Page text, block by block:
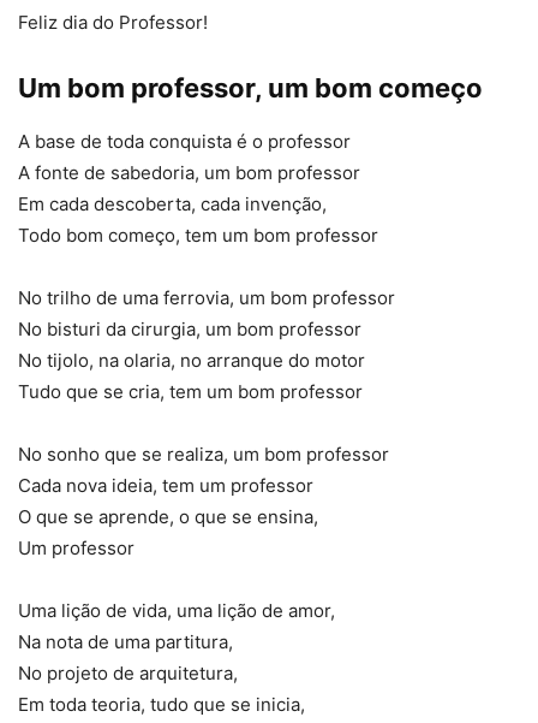
Feliz dia do Professor!
Um bom professor, um bom começo
A base de toda conquista é o professor
A fonte de sabedoria, um bom professor
Em cada descoberta, cada invenção,
Todo bom começo, tem um bom professor
No trilho de uma ferrovia, um bom professor
No bisturi da cirurgia, um bom professor
No tijolo, na olaria, no arranque do motor
Tudo que se cria, tem um bom professor
No sonho que se realiza, um bom professor
Cada nova ideia, tem um professor
O que se aprende, o que se ensina,
Um professor
Uma lição de vida, uma lição de amor,
Na nota de uma partitura,
No projeto de arquitetura,
Em toda teoria, tudo que se inicia,